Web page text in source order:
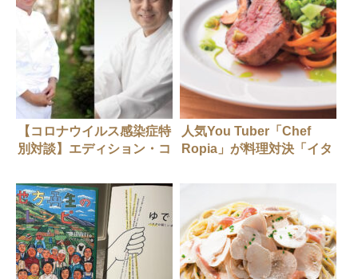
【コロナウイルス感染症特
別対談】エディション・コ
ェフ × アル・ケッチァーノ
奥田政行シェフ（前編）
人気You Tuber「Chef
Ropia」が料理対決「イタ